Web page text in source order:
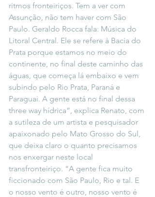
ritmos fronteiriços. Tem a ver com
Assunção, não tem haver com São
Paulo. Geraldo Rocca fala: Música do
Litoral Central. Ele se refere à Bacia do
Prata porque estamos no meio do
continente, no final deste caminho das
águas, que começa lá embaixo e vem
subindo pelo Rio Prata, Paraná e
Paraguai. A gente está no final dessa
three way hídrica”, explica Renato, com
a sutileza de um artista e pesquisador
apaixonado pelo Mato Grosso do Sul,
que deixa claro o quanto precisamos
nos enxergar neste local
transfronteiriço. “A gente fica muito
ficcionado com São Paulo, Rio e tal. E
o nosso vento é outro, nosso vento é